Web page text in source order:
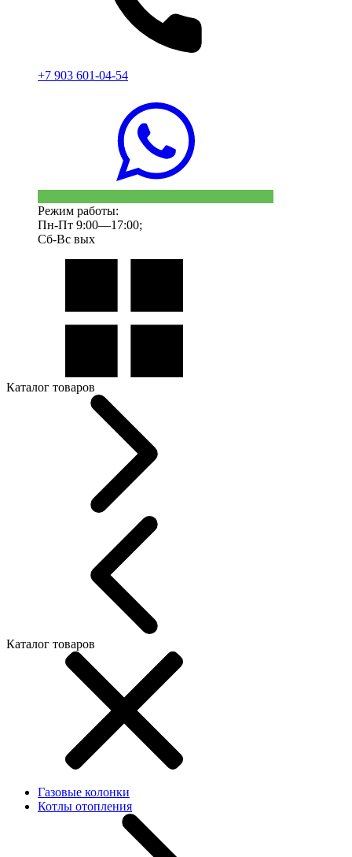
+7 903 601-04-54
Режим работы:
Пн-Пт 9:00—17:00;
Сб-Вс вых
Каталог товаров
Каталог товаров
Газовые колонки
Котлы отопления